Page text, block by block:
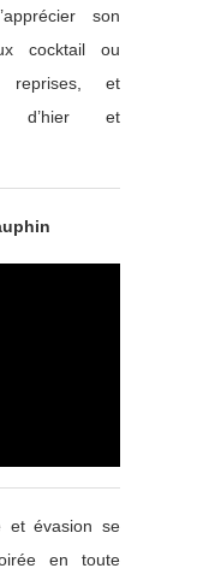
son
cocktail ou
reprises, et
d’hier et
et évasion se
en toute